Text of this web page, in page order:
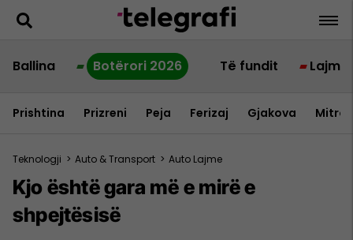
Ballina Botërori 2026 Të fundit Lajme
Prishtina Prizreni Peja Ferizaj Gjakova
Teknologji > Auto & Transport > Auto Lajme
Kjo është gara më e mirë e
shpejtësisë